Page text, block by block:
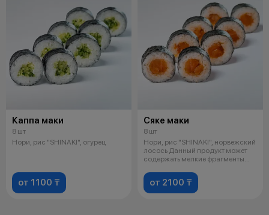
Каппа маки
8 шт
Нори, рис "SHINAKI", огурец
от 1100 ₸
Сяке маки
8 шт
Нори, рис "SHINAKI", норвежский
лосось Данный продукт может
содержать мелкие фрагменты
от 2100 ₸